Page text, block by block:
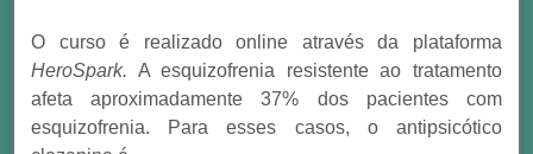
O curso é realizado online através da plataforma
HeroSpark. A esquizofrenia resistente ao tratamento
afeta aproximadamente 37% dos pacientes com
esquizofrenia. Para esses casos, o antipsicótico